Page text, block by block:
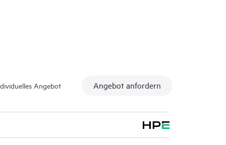
Angebot Angebot anfordern